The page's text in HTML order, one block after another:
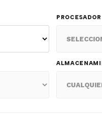
PROCESADOR